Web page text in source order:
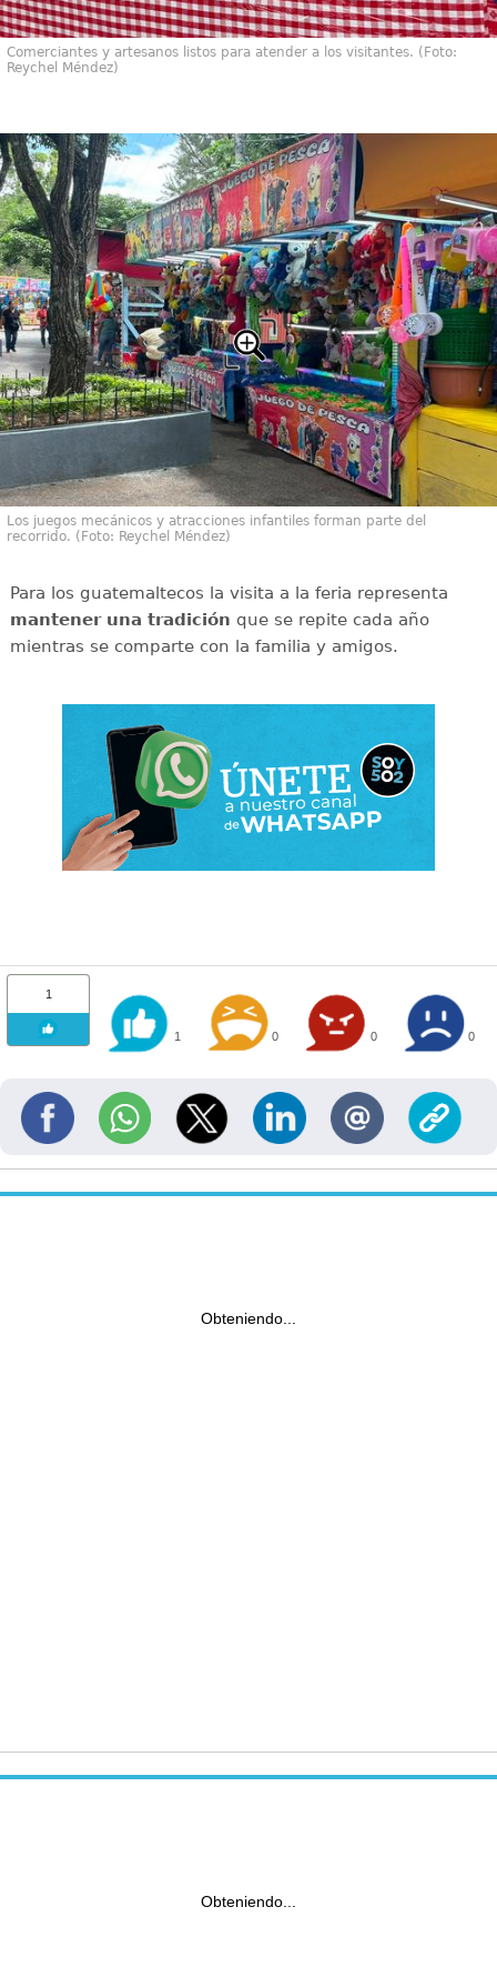
Comerciantes y artesanos listos para atender a los visitantes. (Foto:
Reychel Méndez)
Los juegos mecánicos y atracciones infantiles forman parte del
recorrido. (Foto: Reychel Méndez)
Para los guatemaltecos la visita a la feria representa
mantener una tradición que se repite cada año
mientras se comparte con la familia y amigos.
1
1 0 0 0
Obteniendo...
Obteniendo...